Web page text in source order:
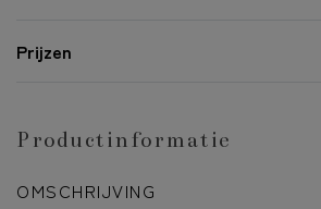
Prijzen
Productinformatie
OMSCHRIJVING